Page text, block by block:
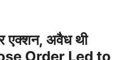
अवैध थी
Order Led to